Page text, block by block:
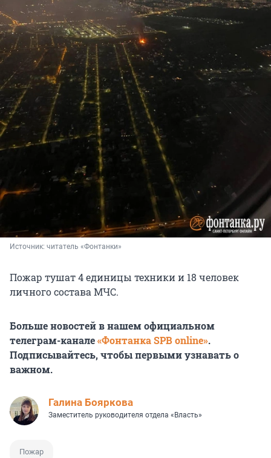
Источник: читатель «Фонтанки»
Пожар тушат 4 единицы техники и 18 человек
личного состава МЧС.
Больше новостей в нашем официальном
телеграм-канале«Фонтанка SPB online».
Подписывайтесь, чтобы первыми узнавать о
важном.
Галина Бояркова
Заместитель руководителя отдела «Власть»
Пожар